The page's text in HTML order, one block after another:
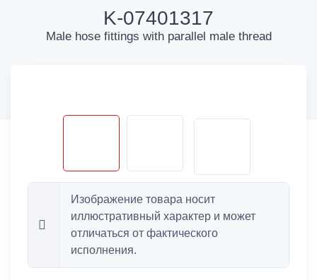
K-07401317
Male hose fittings with parallel male thread
Изображение товара носит
иллюстративный характер и может
отличаться от фактического
исполнения.